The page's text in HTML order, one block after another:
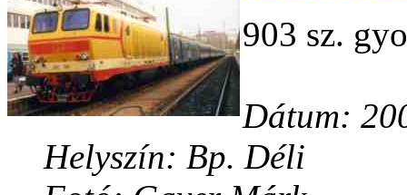
903 sz.
Dátum:
Helyszín: Bp. Déli